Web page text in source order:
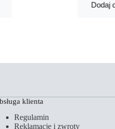
Dodaj
klienta
Regulamin
Reklamacje i zwroty